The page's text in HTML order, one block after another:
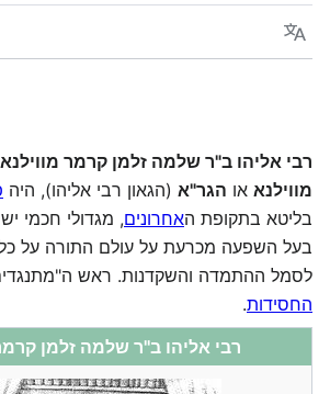
שפה
רבי אליהו ב"ר שלמה זלמן קרמר מווילנא
מווילנא או הגר"א (הגאון רבי אליהו), היה
בליטא בתקופת האחרונים, מגדולי חכמי
בעל השפעה מכרעת על עולם התורה על
לסמל ההתמדה והשקדנות. ראש
החסידות.
רבי אליהו ב"ר שלמה זלמן